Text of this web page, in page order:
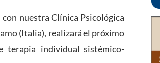
nuestra Clínica Psicológica
(Italia), realizará el próximo
terapia individual sistémico-